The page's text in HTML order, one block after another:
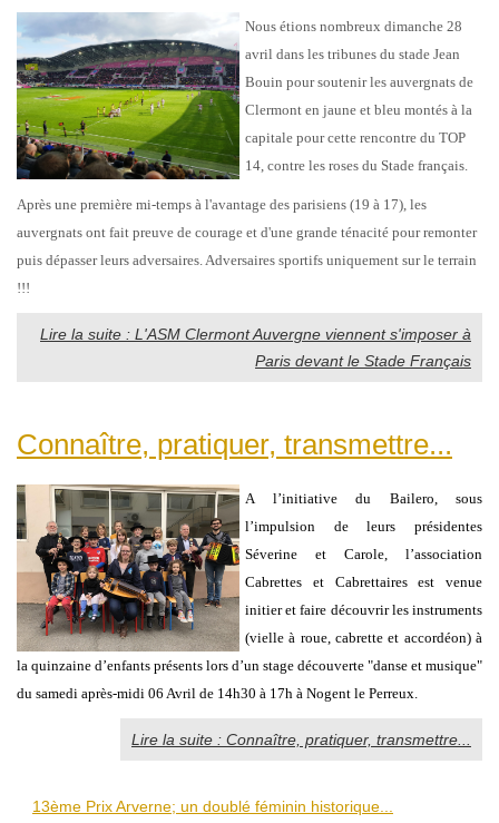
Nous étions nombreux dimanche 28
avril dans les tribunes du stade Jean
Bouin pour soutenir les auvergnats de
Clermont en jaune et bleu montés à la
capitale pour cette rencontre du TOP
14, contre les roses du Stade français.
Après une première mi-temps à l'avantage des parisiens (19 à 17), les
auvergnats ont fait preuve de courage et d'une grande ténacité pour remonter
puis dépasser leurs adversaires. Adversaires sportifs uniquement sur le terrain
!!!
Lire la suite : L'ASM Clermont Auvergne viennent s'imposer à
Paris devant le Stade Français
Connaître, pratiquer, transmettre...
A l’initiative du Bailero, sous
l’impulsion de leurs présidentes
Séverine et Carole, l’association
Cabrettes et Cabrettaires est venue
initier et faire découvrir les instruments
(vielle à roue, cabrette et accordéon) à
la quinzaine d’enfants présents lors d’un stage découverte "danse et musique"
du samedi après-midi 06 Avril de 14h30 à 17h à Nogent le Perreux.
Lire la suite : Connaître, pratiquer, transmettre...
13ème Prix Arverne; un doublé féminin historique...